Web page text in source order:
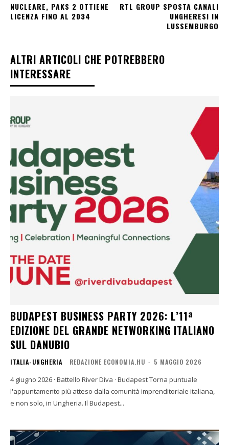
NUCLEARE, PAKS 2 OTTIENE
LICENZA FINO AL 2034
RTL GROUP SPOSTA CANALI
UNGHERESI IN
LUSSEMBURGO
ALTRI ARTICOLI CHE POTREBBERO
INTERESSARE
BUDAPEST BUSINESS PARTY 2026: L’11ª
EDIZIONE DEL GRANDE NETWORKING ITALIANO
SUL DANUBIO
ITALIA-UNGHERIA REDAZIONE ECONOMIA.HU - 5 MAGGIO 2026
4 giugno 2026 · Battello River Diva · Budapest Torna puntuale
l'appuntamento più atteso dalla comunità imprenditoriale italiana,
e non solo, in Ungheria. Il Budapest...